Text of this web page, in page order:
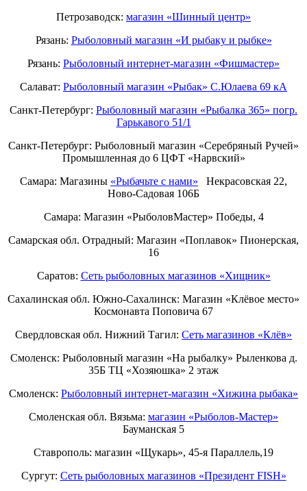
Петрозаводск: магазин «Шинный центр»
Рязань: Рыболовный магазин «И рыбаку и рыбке»
Рязань: Рыболовный интернет-магазин «Фишмастер»
Салават: Рыболовный магазин «Рыбак» С.Юлаева 69 кА
Санкт-Петербург: Рыболовный магазин «Рыбалка 365» погр.
Гарькавого 51/1
Санкт-Петербург: Рыболовный магазин «Серебряный Ручей»
Промышленная до 6 ЦФТ «Нарвский»
Самара: Магазины «Рыбачьте с нами» Некрасовская 22,
Ново-Садовая 106Б
Самара: Магазин «РыболовМастер» Победы, 4
Самарская обл. Отрадный: Магазин «Поплавок» Пионерская,
16
Саратов: Сеть рыболовных магазинов «Хищник»
Сахалинская обл. Южно-Сахалинск: Магазин «Клёвое место»
Космонавта Поповича 67
Свердловская обл. Нижний Тагил: Cеть магазинов «Клёв»
Смоленск: Рыболовный магазин «На рыбалку» Рыленкова д.
35Б ТЦ «Хозяюшка» 2 этаж
Смоленск: Рыболовный интернет-магазин «Хижина рыбака»
Смоленская обл. Вязьма: магазин «Рыболов-Мастер»
Бауманская 5
Ставрополь: магазин «Щукарь», 45-я Параллель,19
Сургут: Сеть рыболовных магазинов «Президент FISH»